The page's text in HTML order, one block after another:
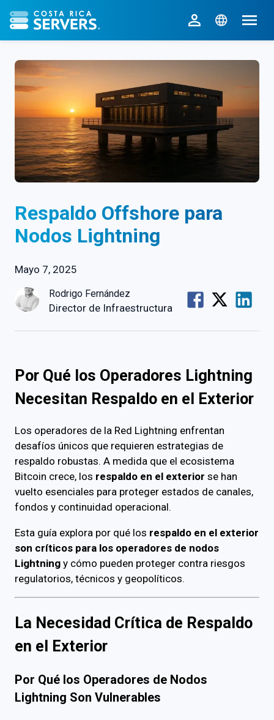
CR Servers inicio
Respaldo Offshore para
Nodos Lightning
Mayo 7, 2025
Rodrigo Fernández
Director de Infraestructura
Por Qué los Operadores Lightning
Necesitan Respaldo en el Exterior
Los operadores de la Red Lightning enfrentan
desafíos únicos que requieren estrategias de
respaldo robustas. A medida que el ecosistema
Bitcoin crece, los respaldo en el exterior se han
vuelto esenciales para proteger estados de canales,
fondos y continuidad operacional.
Esta guía explora por qué los respaldo en el exterior
son críticos para los operadores de nodos
Lightning y cómo pueden proteger contra riesgos
regulatorios, técnicos y geopolíticos.
La Necesidad Crítica de Respaldo
en el Exterior
Por Qué los Operadores de Nodos
Lightning Son Vulnerables